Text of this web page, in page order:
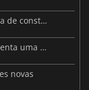
Subnautica 2 apresenta um novo sistema de construção de bases
O primeiro DLC de Borderlands 4 acrescenta uma nova personagem e muito mais
novas